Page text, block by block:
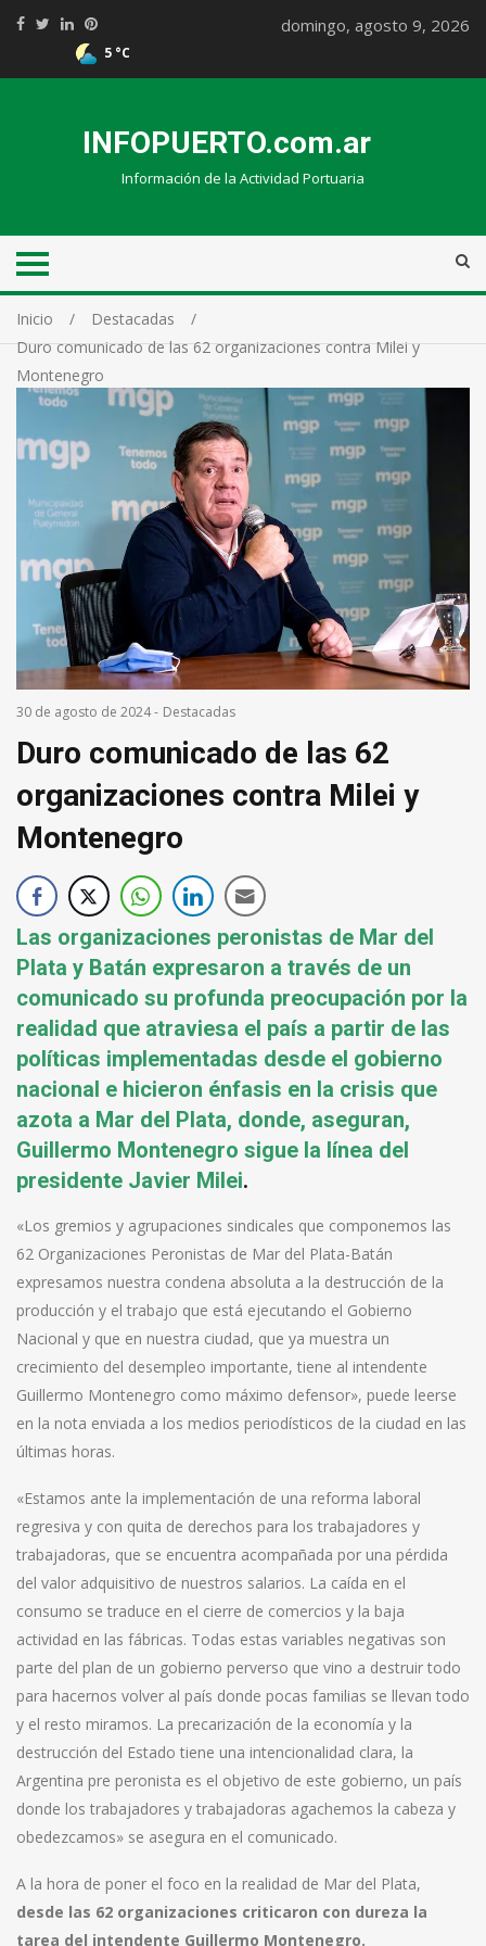
5 °C
domingo, agosto 9, 2026
INFOPUERTO.com.ar
Información de la Actividad Portuaria
Inicio
Destacadas
Duro comunicado de las 62 organizaciones contra Milei y
Montenegro
30 de agosto de 2024- Destacadas
Duro comunicado de las 62
organizaciones contra Milei y
Montenegro
Las organizaciones peronistas de Mar del
Plata y Batán expresaron a través de un
comunicado su profunda preocupación por la
realidad que atraviesa el país a partir de las
políticas implementadas desde el gobierno
nacional e hicieron énfasis en la crisis que
azota a Mar del Plata, donde, aseguran,
Guillermo Montenegro sigue la línea del
presidente Javier Milei.
«Los gremios y agrupaciones sindicales que componemos las
62 Organizaciones Peronistas de Mar del Plata-Batán
expresamos nuestra condena absoluta a la destrucción de la
producción y el trabajo que está ejecutando el Gobierno
Nacional y que en nuestra ciudad, que ya muestra un
crecimiento del desempleo importante, tiene al intendente
Guillermo Montenegro como máximo defensor», puede leerse
en la nota enviada a los medios periodísticos de la ciudad en las
últimas horas.
«Estamos ante la implementación de una reforma laboral
regresiva y con quita de derechos para los trabajadores y
trabajadoras, que se encuentra acompañada por una pérdida
del valor adquisitivo de nuestros salarios. La caída en el
consumo se traduce en el cierre de comercios y la baja
actividad en las fábricas. Todas estas variables negativas son
parte del plan de un gobierno perverso que vino a destruir todo
para hacernos volver al país donde pocas familias se llevan todo
y el resto miramos. La precarización de la economía y la
destrucción del Estado tiene una intencionalidad clara, la
Argentina pre peronista es el objetivo de este gobierno, un país
donde los trabajadores y trabajadoras agachemos la cabeza y
obedezcamos» se asegura en el comunicado.
A la hora de poner el foco en la realidad de Mar del Plata,
desde las 62 organizaciones criticaron con dureza la
tarea del intendente Guillermo Montenegro.